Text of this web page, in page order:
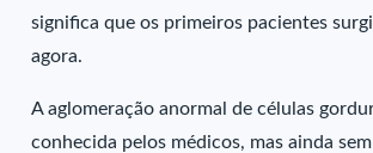
significa que os primeiros pacientes
agora.
A aglomeração anormal de células
conhecida pelos médicos, mas ainda